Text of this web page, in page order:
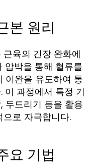
본 원리
육의 긴장 완화에
압박을 통해 혈류를
이완을 유도하여 통
이 과정에서 특정 기
두드리기 등을 활용
로 자극합니다.
요 기법